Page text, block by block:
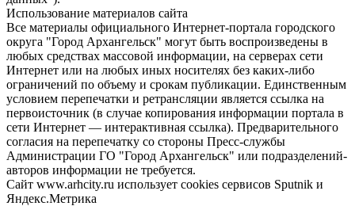
Использование материалов сайта
Все материалы официального Интернет-портала городского
округа "Город Архангельск" могут быть воспроизведены в
любых средствах массовой информации, на серверах сети
Интернет или на любых иных носителях без каких-либо
ограничений по объему и срокам публикации. Единственным
условием перепечатки и ретрансляции является ссылка на
первоисточник (в случае копирования информации портала в
сети Интернет — интерактивная ссылка). Предварительного
согласия на перепечатку со стороны Пресс-службы
Администрации ГО "Город Архангельск" или подразделений-
авторов информации не требуется.
Сайт www.arhcity.ru использует cookies сервисов Sputnik и
Яндекс.Метрика